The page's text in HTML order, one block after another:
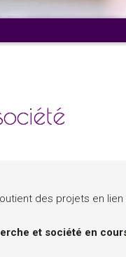
des projets en
et société en